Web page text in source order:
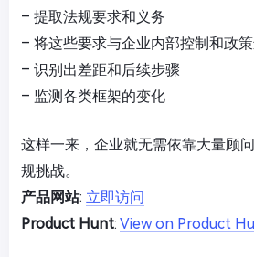
– 提取法规要求和义务
– 将这些要求与企业内部控制和政
– 识别出差距和后续步骤
– 监测各类框架的变化
这样一来，企业就无需依靠大量顾
规挑战。
产品网站: 立即访问
Product Hunt: View on Product